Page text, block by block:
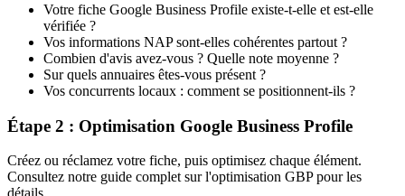
Votre fiche Google Business Profile existe-t-elle et est-elle
vérifiée ?
Vos informations NAP sont-elles cohérentes partout ?
Combien d'avis avez-vous ? Quelle note moyenne ?
Sur quels annuaires êtes-vous présent ?
Vos concurrents locaux : comment se positionnent-ils ?
Étape 2 : Optimisation Google Business Profile
Créez ou réclamez votre fiche, puis optimisez chaque élément.
Consultez notre guide complet sur l'optimisation GBP pour les